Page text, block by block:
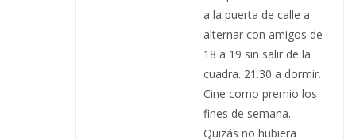
a la puerta de calle a
alternar con amigos de
18 a 19 sin salir de la
cuadra. 21.30 a dormir.
Cine como premio los
fines de semana.
Quizás no hubiera